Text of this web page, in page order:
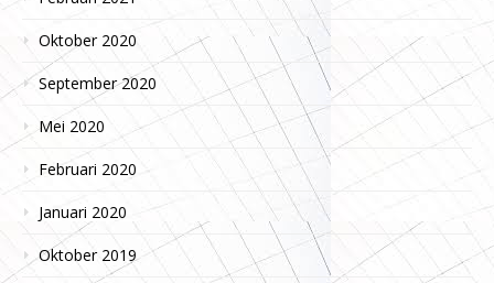
Oktober 2020
September 2020
Mei 2020
Februari 2020
Januari 2020
Oktober 2019